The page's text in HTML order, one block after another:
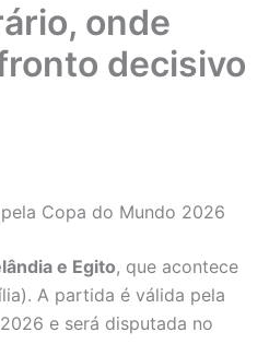
onde
decisivo
Copa do Mundo 2026
e Egito, que acontece
A partida é válida pela
e será disputada no